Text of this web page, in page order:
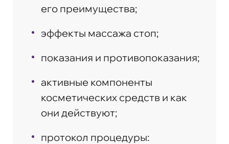
его преимущества;
эффекты массажа стоп;
показания и противопоказания;
активные компоненты
косметических средств и как
они действуют;
протокол процедуры: